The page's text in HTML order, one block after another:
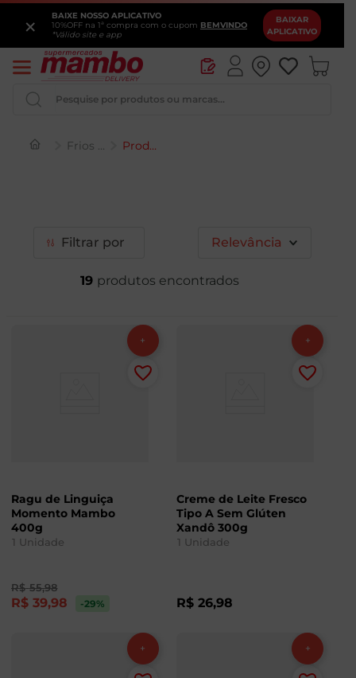
BAIXE NOSSO APLICATIVO
10%OFF na 1ª compra com o cupom BEMVINDO
*Válido site e app
BAIXAR
APLICATIVO
×
Pesquise por produtos ou marcas...
Frios e Laticínios Produtos Culinários
Filtrar Relevância
19
Ragu de Linguiça
Momento Mambo
400g
1 Unidade
R$ 55,98
R$ 39,98 -29%
Creme de Leite Fresco
Tipo A Sem Glúten
Xandô 300g
1 Unidade
R$ 26,98